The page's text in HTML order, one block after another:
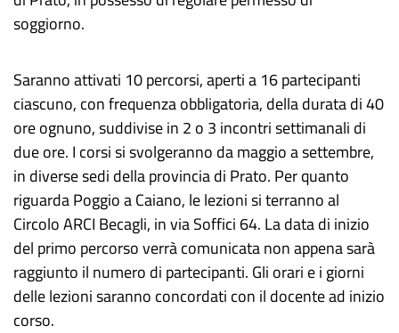
soggiorno.
Saranno attivati 10 percorsi, aperti a 16 partecipanti
ciascuno, con frequenza obbligatoria, della durata di 40
ore ognuno, suddivise in 2 o 3 incontri settimanali di
due ore. I corsi si svolgeranno da maggio a settembre,
in diverse sedi della provincia di Prato. Per quanto
riguarda Poggio a Caiano, le lezioni si terranno al
Circolo ARCI Becagli, in via Soffici 64. La data di inizio
del primo percorso verrà comunicata non appena sarà
raggiunto il numero di partecipanti. Gli orari e i giorni
delle lezioni saranno concordati con il docente ad inizio
corso.